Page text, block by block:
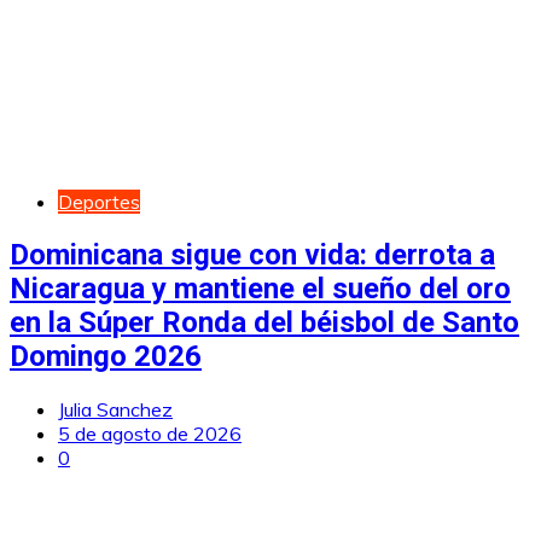
Deportes
Dominicana sigue con vida: derrota a
Nicaragua y mantiene el sueño del oro
en la Súper Ronda del béisbol de Santo
Domingo 2026
Julia Sanchez
5 de agosto de 2026
0